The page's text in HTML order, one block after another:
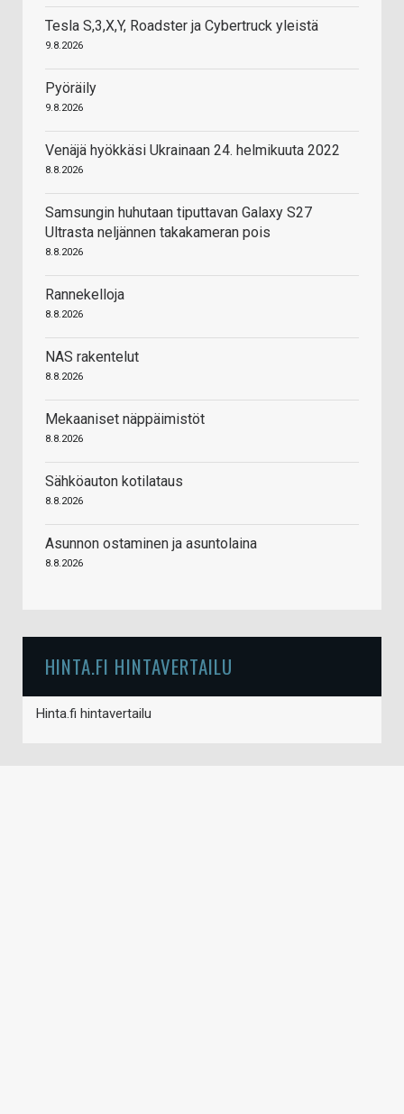
Tesla S,3,X,Y, Roadster ja Cybertruck yleistä
9.8.2026
Pyöräily
9.8.2026
Venäjä hyökkäsi Ukrainaan 24. helmikuuta 2022
8.8.2026
Samsungin huhutaan tiputtavan Galaxy S27
Ultrasta neljännen takakameran pois
8.8.2026
Rannekelloja
8.8.2026
NAS rakentelut
8.8.2026
Mekaaniset näppäimistöt
8.8.2026
Sähköauton kotilataus
8.8.2026
Asunnon ostaminen ja asuntolaina
8.8.2026
HINTA.FI HINTAVERTAILU
Hinta.fi hintavertailu